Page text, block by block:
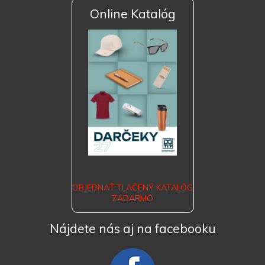
Online Katalóg
OBJEDNAŤ TLAČENÝ KATALÓG
ZADARMO
Nájdete nás aj na facebooku